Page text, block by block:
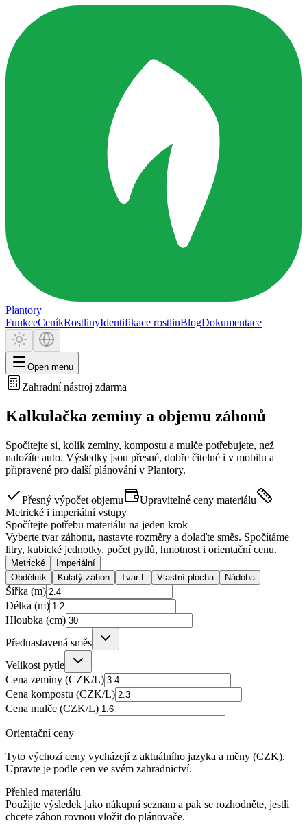
Plantory
FunkceCeníkRostlinyIdentifikace rostlinBlogDokumentace
Open menu
Zahradní nástroj zdarma
Kalkulačka zeminy a objemu záhonů
Spočítejte si, kolik zeminy, kompostu a mulče potřebujete, než
naložíte auto. Výsledky jsou přesné, dobře čitelné i v mobilu a
připravené pro další plánování v Plantory.
Přesný výpočet objemu
Upravitelné ceny materiálu
Metrické i imperiální vstupy
Spočítejte potřebu materiálu na jeden krok
Vyberte tvar záhonu, nastavte rozměry a dolaďte směs. Spočítáme
litry, kubické jednotky, počet pytlů, hmotnost i orientační cenu.
Metrické
Imperiální
Obdélník
Kulatý záhon Tvar L Vlastní plocha Nádoba
Šířka (m)
Délka (m)
Hloubka (cm)
Přednastavená směs
Velikost pytle
Cena zeminy (CZK/L)
Cena kompostu (CZK/L)
Cena mulče (CZK/L)
Orientační ceny
Tyto výchozí ceny vycházejí z aktuálního jazyka a měny (CZK).
Upravte je podle cen ve svém zahradnictví.
Přehled materiálu
Použijte výsledek jako nákupní seznam a pak se rozhodněte, jestli
chcete záhon rovnou vložit do plánovače.